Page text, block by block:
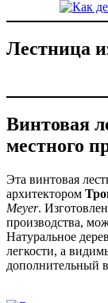
Лестница
Винтовая
местного
Эта винтовая
архитектором
Meyer.
производства,
Натуральное
легкости, а
дополнительный